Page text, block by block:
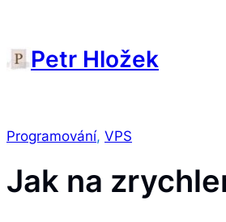
Petr Hložek
Programování, VPS
Jak na